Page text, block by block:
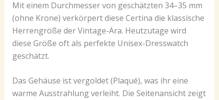
Mit einem Durchmesser von geschätzten 34–35 mm
(ohne Krone) verkörpert diese Certina die klassische
Herrengröße der Vintage-Ära. Heutzutage wird
diese Größe oft als perfekte Unisex-Dresswatch
geschätzt.
Das Gehäuse ist vergoldet (Plaqué), was ihr eine
warme Ausstrahlung verleiht. Die Seitenansicht zeigt